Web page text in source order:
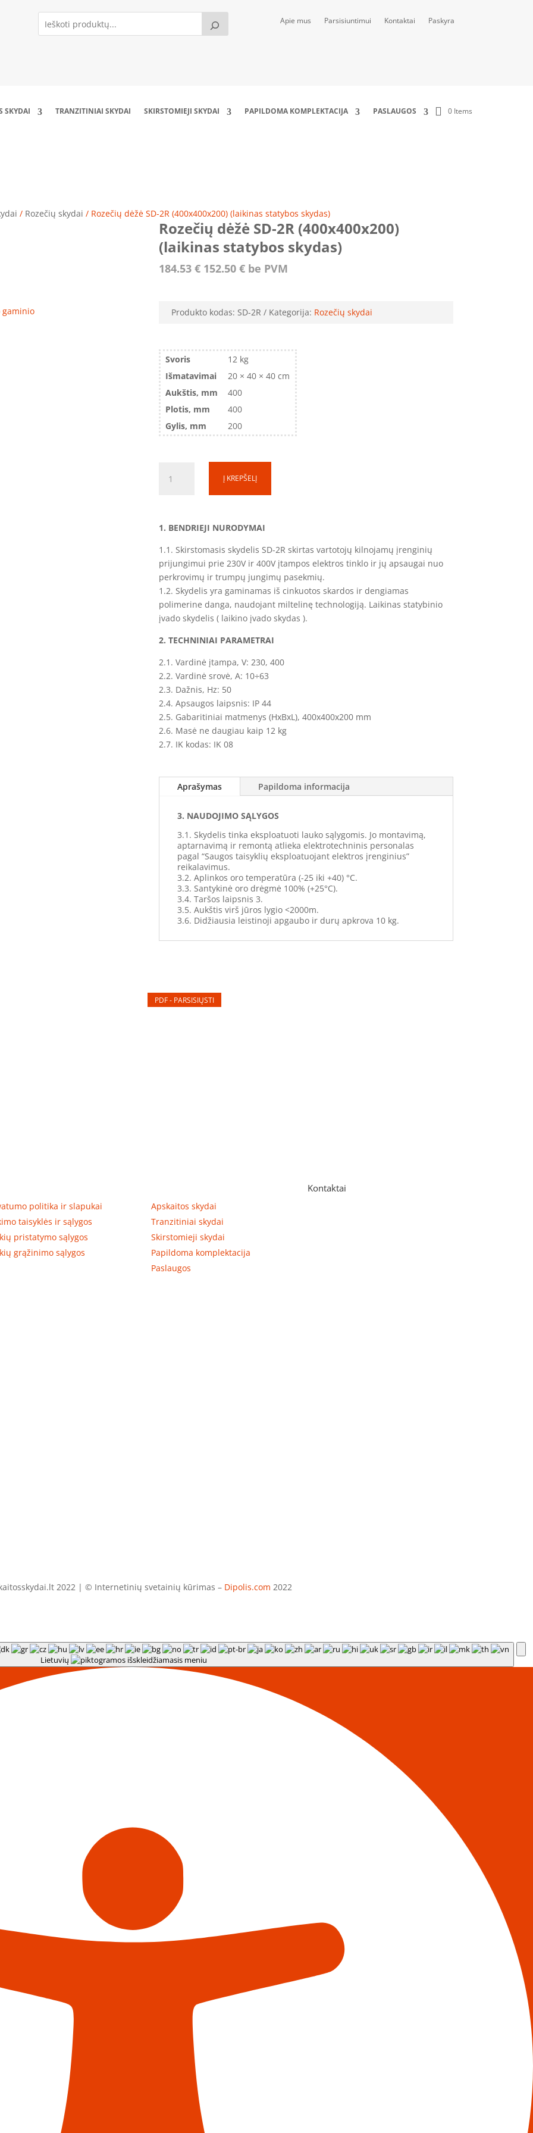
Apie mus Parsisiuntimui Kontaktai Paskyra
SKYDAI TRANZITINIAI SKYDAI SKIRSTOMIEJI SKYDAI PAPILDOMA KOMPLEKTACIJA PASLAUGOS 0 Items
/ Rozečių skydai / Rozečių dėžė SD-2R (400x400x200) (laikinas statybos skydas)
Rozečių dėžė SD-2R (400x400x200)
(laikinas statybos skydas)
184.53 € 152.50 €be PVM
Produkto kodas: SD-2R Kategorija: Rozečių skydai
Svoris
12 kg
Išmatavimai
20 × 40 × 40 cm
Aukštis, mm
400
Plotis, mm
400
Gylis, mm
200
kiekis:
SD-
(400x400x200)
(laikinas
statybos
skydas)
Į KREPŠELĮ
1. BENDRIEJI NURODYMAI
1.1. Skirstomasis skydelis SD-2R skirtas vartotojų kilnojamų įrenginių
prijungimui prie 230V ir 400V įtampos elektros tinklo ir jų apsaugai nuo
perkrovimų ir trumpų jungimų pasekmių.
1.2. Skydelis yra gaminamas iš cinkuotos skardos ir dengiamas
polimerine danga, naudojant miltelinę technologiją. Laikinas statybinio
įvado skydelis ( laikino įvado skydas ).
2. TECHNINIAI PARAMETRAI
2.1. Vardinė įtampa, V: 230, 400
2.2. Vardinė srovė, A: 10÷63
2.3. Dažnis, Hz: 50
2.4. Apsaugos laipsnis: IP 44
2.5. Gabaritiniai matmenys (HxBxL), 400x400x200 mm
2.6. Masė ne daugiau kaip 12 kg
2.7. IK kodas: IK 08
Aprašymas Papildoma informacija
3. NAUDOJIMO SĄLYGOS
3.1. Skydelis tinka eksploatuoti lauko sąlygomis. Jo montavimą,
aptarnavimą ir remontą atlieka elektrotechninis personalas
pagal “Saugos taisyklių eksploatuojant elektros įrenginius”
reikalavimus.
3.2. Aplinkos oro temperatūra (-25 iki +40) °C.
3.3. Santykinė oro drėgmė 100% (+25°C).
3.4. Taršos laipsnis 3.
3.5. Aukštis virš jūros lygio <2000m.
3.6. Didžiausia leistinoji apgaubo ir durų apkrova 10 kg.
PDF - PARSISIŲSTI
politika ir slapukai
taisyklės ir sąlygos
pristatymo sąlygos
grąžinimo sąlygos
Apskaitos skydai
Tranzitiniai skydai
Skirstomieji skydai
Papildoma komplektacija
Paslaugos
Kontaktai
2022 | © Internetinių svetainių kūrimas – Dipolis.com 2022
Lietuvių